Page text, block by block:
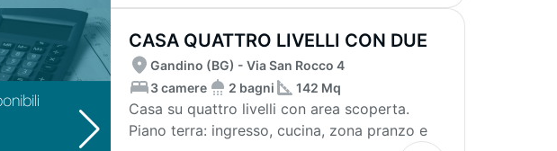
CASA QUATTRO LIVELLI CON DUE
BAGNI
Gandino (BG) - Via San Rocco 4
3 camere
2 bagni 142 Mq
Casa su quattro livelli con area scoperta.
Piano terra: ingresso, cucina, zona pranzo e